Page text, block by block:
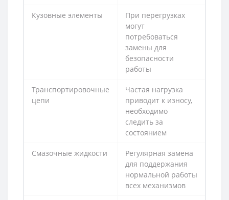
Кузовные элементы
При перегрузках
могут
потребоваться
замены для
безопасности
работы
Транспортировочные
цепи
Частая нагрузка
приводит к износу,
необходимо
следить за
состоянием
Смазочные жидкости
Регулярная замена
для поддержания
нормальной работы
всех механизмов